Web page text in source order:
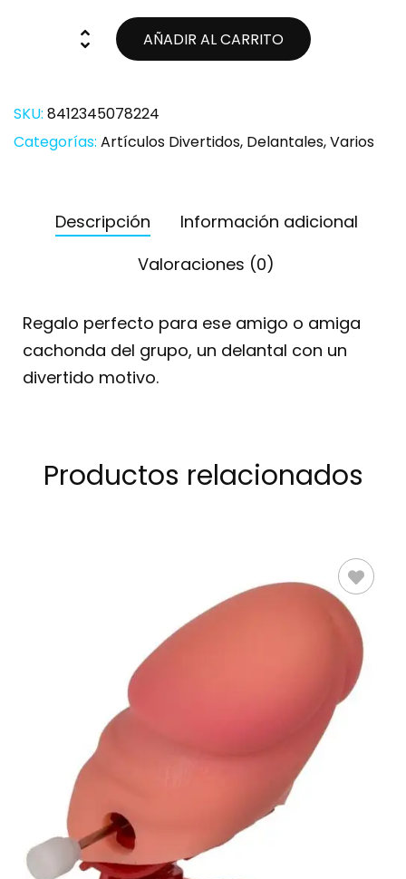
AÑADIR AL CARRITO
SKU: 8412345078224
Categorías: Artículos Divertidos, Delantales,Varios
Descripción
Información adicional
Valoraciones (0)
Regalo perfecto para ese amigo o amiga
cachonda del grupo, un delantal con un
divertido motivo.
Productos relacionados